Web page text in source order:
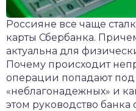
Россияне все чаще
карты Сбербанка.
актуальна для
Почему происходит
операции попадают
«неблагонадежных» и
этом руководство банка